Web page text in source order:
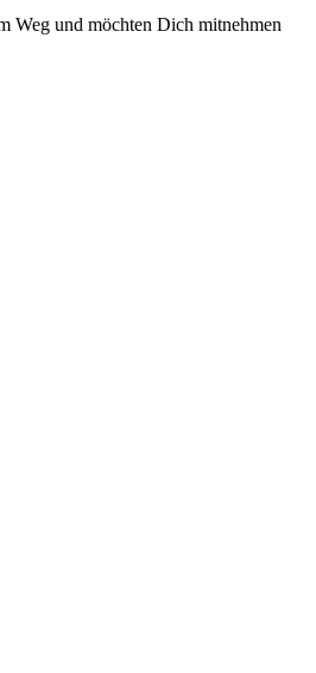
Weg und möchten Dich mitnehmen